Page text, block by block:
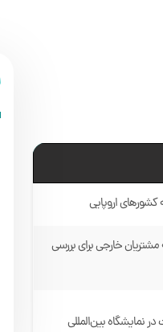
اروپایی
خارجی برای بررسی
نمایشگاه بین‌المللی